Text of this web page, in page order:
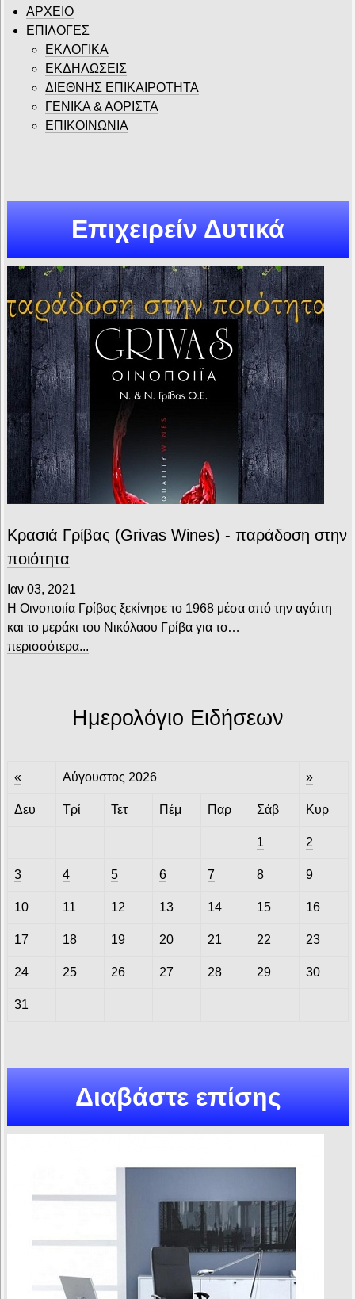
ΑΡΧΕΙΟ
ΕΠΙΛΟΓΕΣ
ΕΚΛΟΓΙΚΑ
ΕΚΔΗΛΩΣΕΙΣ
ΔΙΕΘΝΗΣ ΕΠΙΚΑΙΡΟΤΗΤΑ
ΓΕΝΙΚΑ & ΑΟΡΙΣΤΑ
ΕΠΙΚΟΙΝΩΝΙΑ
Επιχειρείν Δυτικά
Κρασιά Γρίβας (Grivas Wines) - παράδοση στην
ποιότητα
Ιαν 03, 2021
Η Οινοποιία Γρίβας ξεκίνησε το 1968 μέσα από την αγάπη
και το μεράκι του Νικόλαου Γρίβα για το…
περισσότερα...
Ημερολόγιο Ειδήσεων
« Αύγουστος 2026 »
Δευ Τρί Τετ Πέμ Παρ Σάβ Κυρ
1 2
3 4 5 6 7 8 9
10 11 12 13 14 15 16
17 18 19 20 21 22 23
24 25 26 27 28 29 30
31
Διαβάστε επίσης